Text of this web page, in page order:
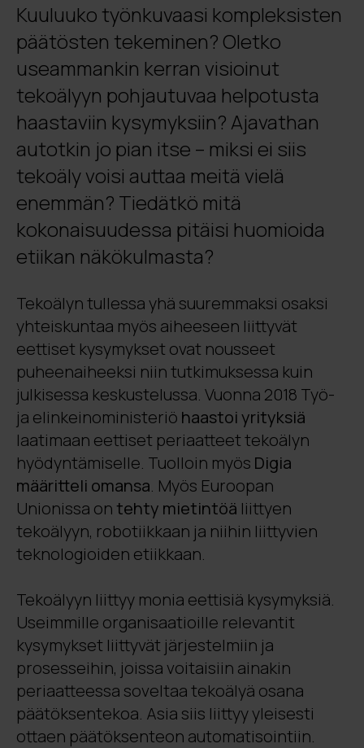
Kuuluuko työnkuvaasi kompleksisten
päätösten tekeminen? Oletko
useammankin kerran visioinut
tekoälyyn pohjautuvaa helpotusta
haastaviin kysymyksiin? Ajavathan
autotkin jo pian itse – miksi ei siis
tekoäly voisi auttaa meitä vielä
enemmän? Tiedätkö mitä
kokonaisuudessa pitäisi huomioida
etiikan näkökulmasta?
Tekoälyn tullessa yhä suuremmaksi osaksi
yhteiskuntaa myös aiheeseen liittyvät
eettiset kysymykset ovat nousseet
puheenaiheeksi niin tutkimuksessa kuin
julkisessa keskustelussa. Vuonna 2018 Työ-
ja elinkeinoministeriö haastoi yrityksiä
laatimaan eettiset periaatteet tekoälyn
hyödyntämiselle. Tuolloin myös Digia
määritteli omansa. Myös Euroopan
Unionissa on tehty mietintöä liittyen
tekoälyyn, robotiikkaan ja niihin liittyvien
teknologioiden etiikkaan.
Tekoälyyn liittyy monia eettisiä kysymyksiä.
Useimmille organisaatioille relevantit
kysymykset liittyvät järjestelmiin ja
prosesseihin, joissa voitaisiin ainakin
periaatteessa soveltaa tekoälyä osana
päätöksentekoa. Asia siis liittyy yleisesti
ottaen päätöksenteon automatisointiin.